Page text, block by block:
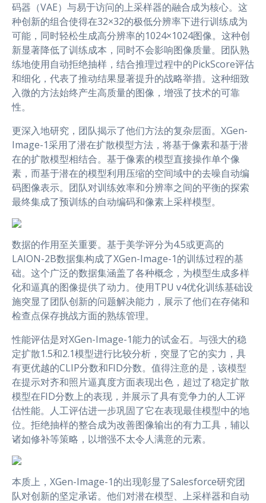
码器（VAE）与易于访问的上采样器的融合成为核心。这
种创新的组合使得在32×32的极低分辨率下进行训练成为
可能，同时轻松生成高分辨率的1024×1024图像。这种创
新显著降低了训练成本，同时不会影响图像质量。团队熟
练地使用自动拒绝抽样，结合推理过程中的PickScore评估
和细化，代表了推动结果显著提升的战略举措。这种细致
入微的方法始终产生高质量的图像，增强了技术的可靠
性。
更深入地研究，团队揭示了他们方法的复杂层面。XGen-
Image-1采用了潜在扩散模型方法，将基于像素和基于潜
在的扩散模型相结合。基于像素的模型直接操作单个像
素，而基于潜在的模型利用压缩的空间域中的去噪自动编
码图像表示。团队对训练效率和分辨率之间的平衡的探索
最终集成了预训练的自动编码和像素上采样模型。
数据的作用至关重要。基于美学评分为4.5或更高的
LAION-2B数据集构成了XGen-Image-1的训练过程的基
础。这个广泛的数据集涵盖了各种概念，为模型生成多样
化和逼真的图像提供了动力。使用TPU v4优化训练基础设
施突显了团队创新的问题解决能力，展示了他们在存储和
检查点保存挑战方面的熟练管理。
性能评估是对XGen-Image-1能力的试金石。与强大的稳
定扩散1.5和2.1模型进行比较分析，突显了它的实力，具
有更优越的CLIP分数和FID分数。值得注意的是，该模型
在提示对齐和照片逼真度方面表现出色，超过了稳定扩散
模型在FID分数上的表现，并展示了具有竞争力的人工评
估性能。人工评估进一步巩固了它在表现最佳模型中的地
位。拒绝抽样的整合成为改善图像输出的有力工具，辅以
诸如修补等策略，以增强不太令人满意的元素。
本质上，XGen-Image-1的出现彰显了Salesforce研究团
队对创新的坚定承诺。他们对潜在模型、上采样器和自动